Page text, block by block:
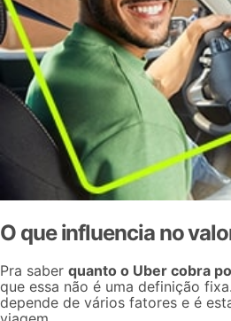
O que influencia no
Pra saber quanto o Uber cobra
que essa não é uma definição
depende de vários fatores e é